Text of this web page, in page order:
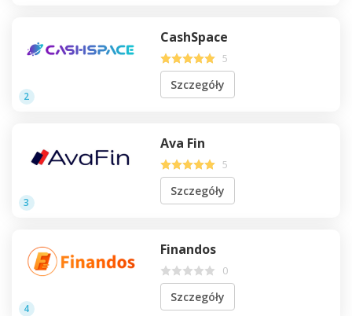
2
CashSpace
5
Szczegóły
3
Ava Fin
5
Szczegóły
4
Finandos
0
Szczegóły